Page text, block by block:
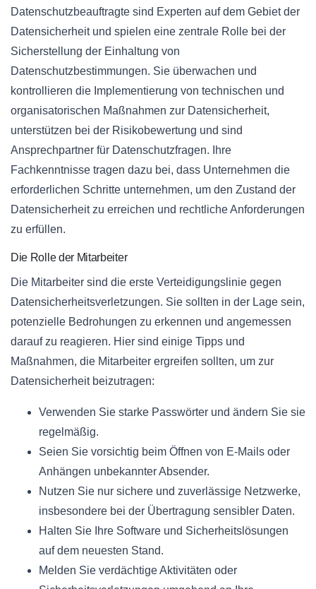
Datenschutzbeauftragte sind Experten auf dem Gebiet der
Datensicherheit und spielen eine zentrale Rolle bei der
Sicherstellung der Einhaltung von
Datenschutzbestimmungen. Sie überwachen und
kontrollieren die Implementierung von technischen und
organisatorischen Maßnahmen zur Datensicherheit,
unterstützen bei der Risikobewertung und sind
Ansprechpartner für Datenschutzfragen. Ihre
Fachkenntnisse tragen dazu bei, dass Unternehmen die
erforderlichen Schritte unternehmen, um den Zustand der
Datensicherheit zu erreichen und rechtliche Anforderungen
zu erfüllen.
Die Rolle der Mitarbeiter
Die Mitarbeiter sind die erste Verteidigungslinie gegen
Datensicherheitsverletzungen. Sie sollten in der Lage sein,
potenzielle Bedrohungen zu erkennen und angemessen
darauf zu reagieren. Hier sind einige Tipps und
Maßnahmen, die Mitarbeiter ergreifen sollten, um zur
Datensicherheit beizutragen:
Verwenden Sie starke Passwörter und ändern Sie sie
regelmäßig.
Seien Sie vorsichtig beim Öffnen von E-Mails oder
Anhängen unbekannter Absender.
Nutzen Sie nur sichere und zuverlässige Netzwerke,
insbesondere bei der Übertragung sensibler Daten.
Halten Sie Ihre Software und Sicherheitslösungen
auf dem neuesten Stand.
Melden Sie verdächtige Aktivitäten oder